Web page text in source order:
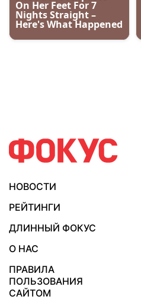
НОВОСТИ
РЕЙТИНГИ
ДЛИННЫЙ ФОКУС
О НАС
ПРАВИЛА
ПОЛЬЗОВАНИЯ
САЙТОМ